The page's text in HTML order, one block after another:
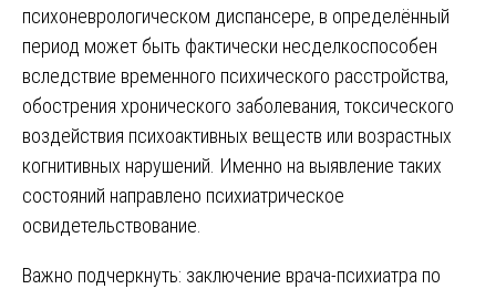
психоневрологическом диспансере, в определённый
период может быть фактически несделкоспособен
вследствие временного психического расстройства,
обострения хронического заболевания, токсического
воздействия психоактивных веществ или возрастных
когнитивных нарушений. Именно на выявление таких
состояний направлено психиатрическое
освидетельствование.
Важно подчеркнуть: заключение врача-психиатра по